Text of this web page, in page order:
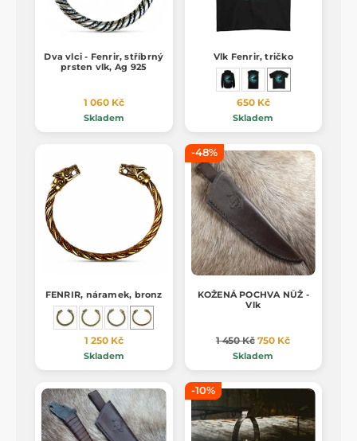
Dva vlci - Fenrir, stříbrný
prsten vlk, Ag 925
1 060 Kč
Skladem
Vlk Fenrir, tričko
650 Kč
Skladem
FENRIR, náramek, bronz
1 250 Kč
Skladem
-48%
KOŽENÁ POCHVA NŮŽ -
Vlk
1 450 Kč 750 Kč
Skladem
-10%